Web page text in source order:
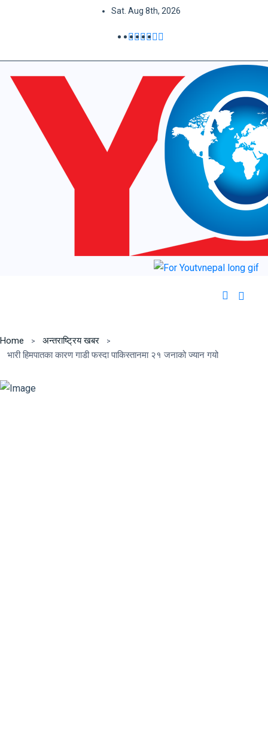
Sat. Aug 8th, 2026
Home
अन्तराष्ट्रिय खबर
भारी हिमपातका कारण गाडी फस्दा पाकिस्तानमा २१ जनाको ज्यान गयो